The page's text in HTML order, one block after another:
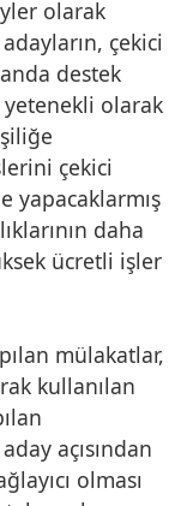
olarak
çekici
destek
yetenekli olarak
çekici
yapacaklarmış
daha
ücretli işler
mülakatlar,
kullanılan
açısından
olması